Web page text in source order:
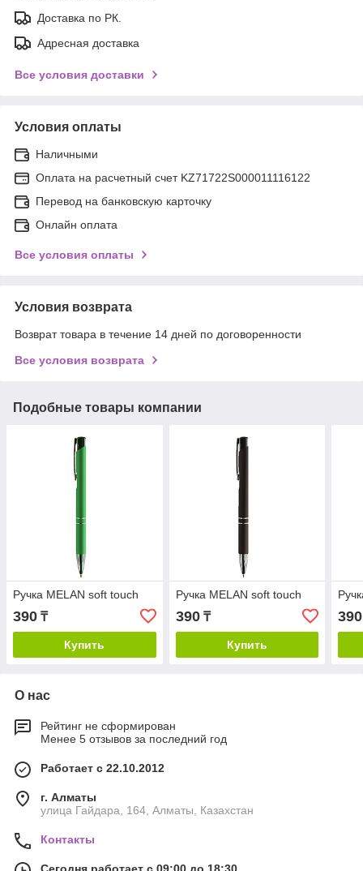
Доставка по РК.
Адресная доставка
Все условия доставки
Условия оплаты
Наличными
Оплата на расчетный счет KZ71722S000011116122
Перевод на банковскую карточку
Онлайн оплата
Все условия оплаты
Условия возврата
Возврат товара в течение 14 дней по договоренности
Все условия возврата
Подобные товары компании
Ручка MELAN soft touch
390 ₸
Купить
Ручка MELAN soft touch
390₸
Купить
390
О нас
Рейтинг не сформирован
Менее 5 отзывов за последний год
Работает с 22.10.2012
г. Алматы
улица Гайдара, 164, Алматы, Казахстан
Контакты